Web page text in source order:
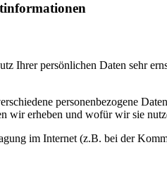
Ihrer persönlichen Daten sehr
personenbezogene
wir erheben und wofür wir sie
im Internet (z.B. bei der